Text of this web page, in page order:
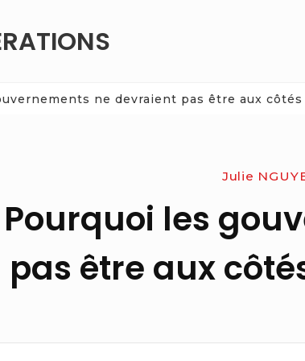
ne devraient pas être aux
Julie
Pourquoi les
pas être aux